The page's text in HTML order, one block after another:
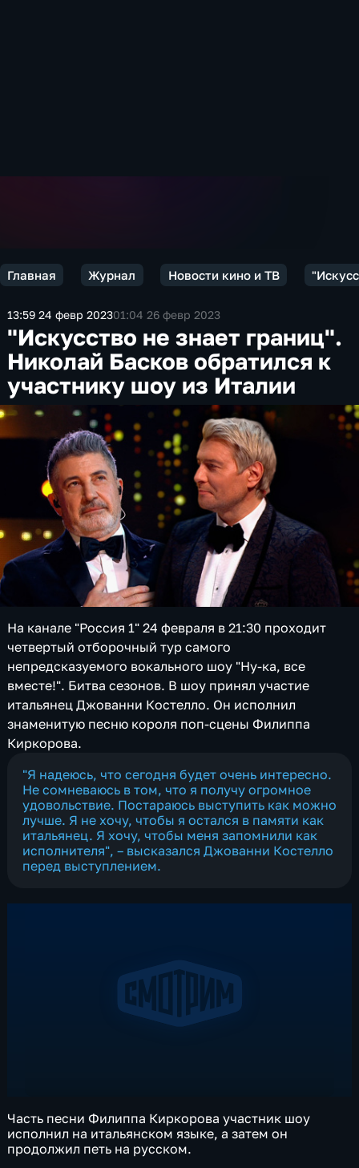
Главная Журнал Новости кино и ТВ
13:59 24 февр 202301:04 26 февр 2023
"Искусство не знает границ".
Николай Басков обратился к
участнику шоу из Италии
На канале "Россия 1" 24 февраля в 21:30 проходит
четвертый отборочный тур самого
непредсказуемого вокального шоу "Ну-ка, все
вместе!". Битва сезонов. В шоу принял участие
итальянец Джованни Костелло. Он исполнил
знаменитую песню короля поп-сцены Филиппа
Киркорова.
"Я надеюсь, что сегодня будет очень интересно.
Не сомневаюсь в том, что я получу огромное
удовольствие. Постараюсь выступить как можно
лучше. Я не хочу, чтобы я остался в памяти как
итальянец. Я хочу, чтобы меня запомнили как
исполнителя", – высказался Джованни Костелло
перед выступлением.
Часть песни Филиппа Киркорова участник шоу
исполнил на итальянском языке, а затем он
продолжил петь на русском.